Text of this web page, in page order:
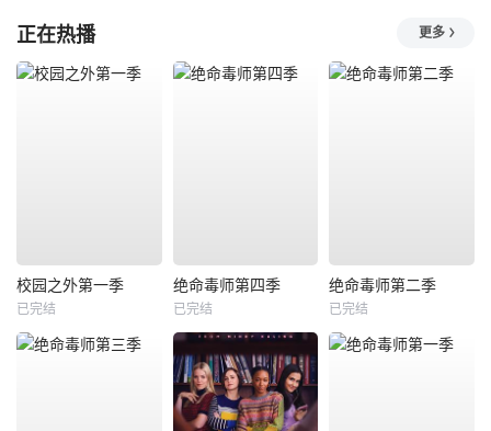
正在热播 更多
校园之外第一季
已完结
绝命毒师第四季
已完结
绝命毒师第二季
已完结